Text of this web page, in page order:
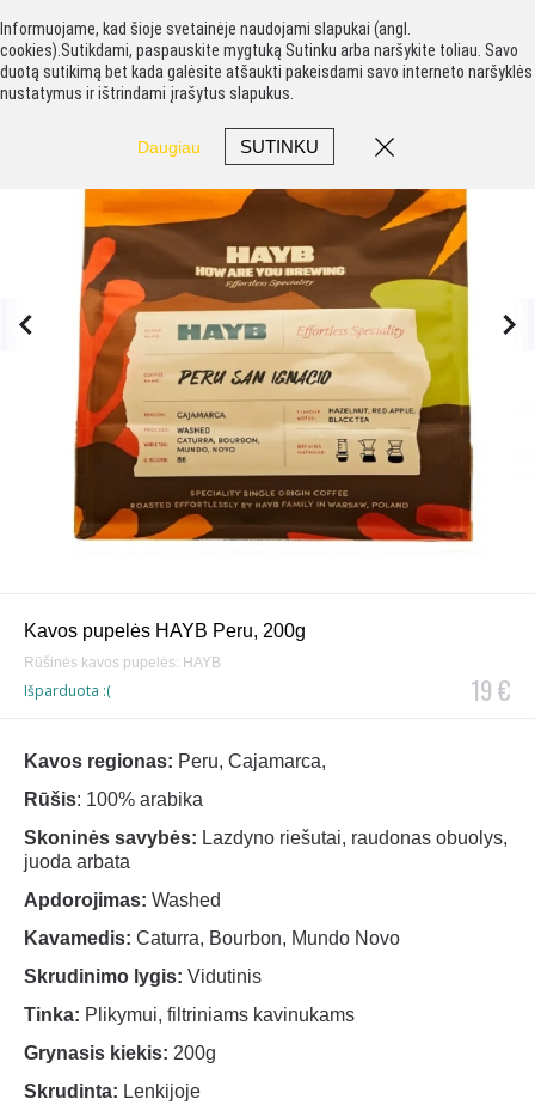
Kavos pupelės HAYB Peru, 200g
Rūšinės kavos pupelės: HAYB
19 €
Išparduota :(
Kavos regionas: Peru, Cajamarca,
Rūšis: 100% arabika
Skoninės savybės: Lazdyno riešutai, raudonas obuolys,
juoda arbata
Apdorojimas: Washed
Kavamedis: Caturra, Bourbon, Mundo Novo
Skrudinimo lygis: Vidutinis
Tinka: Plikymui, filtriniams kavinukams
Grynasis kiekis: 200g
Skrudinta: Lenkijoje
Informuojame, kad šioje svetainėje naudojami slapukai (angl.
cookies).Sutikdami, paspauskite mygtuką Sutinku arba naršykite toliau. Savo
duotą sutikimą bet kada galėsite atšaukti pakeisdami savo interneto naršyklės
nustatymus ir ištrindami įrašytus slapukus.
Daugiau SUTINKU